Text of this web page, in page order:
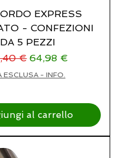
EXPRESS
- CONFEZIONI
DA 5 PEZZI
regolare
€ Prezzo scontato
64,98 €
ESCLUSA - INFO.
al carrello